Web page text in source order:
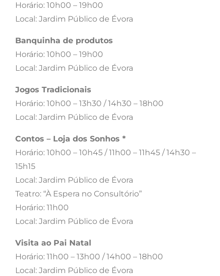
Horário: 10h00 – 19h00
Local: Jardim Público de Évora
Banquinha de produtos
Horário: 10h00 – 19h00
Local: Jardim Público de Évora
Jogos Tradicionais
Horário: 10h00 – 13h30 / 14h30 – 18h00
Local: Jardim Público de Évora
Contos – Loja dos Sonhos *
Horário: 10h00 – 10h45 / 11h00 – 11h45 / 14h30 –
15h15
Local: Jardim Público de Évora
Teatro: “À Espera no Consultório”
Horário: 11h00
Local: Jardim Público de Évora
Visita ao Pai Natal
Horário: 11h00 – 13h00 / 14h00 – 18h00
Local: Jardim Público de Évora